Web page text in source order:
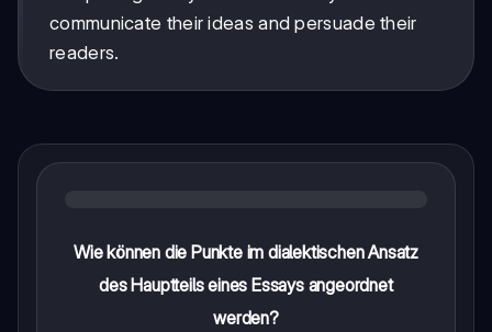
communicate their ideas and persuade their
readers.
Wie können die Punkte im dialektischen Ansatz
des Hauptteils eines Essays angeordnet
werden?